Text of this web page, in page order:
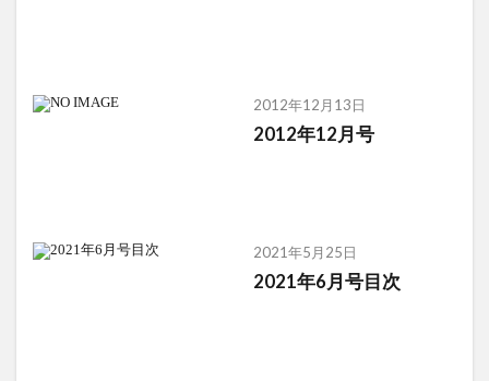
2012年12月13日
2012年12月号
2021年5月25日
2021年6月号目次